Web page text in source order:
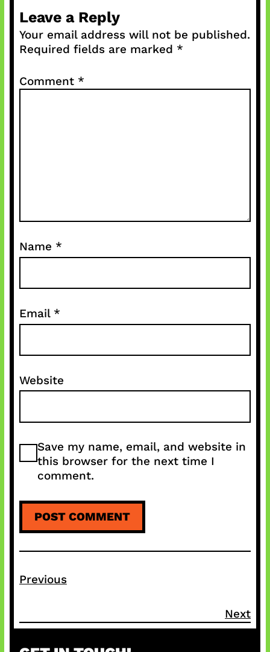
Leave a Reply
Your email address will not be published.
Required fields are marked *
Comment *
Name *
Email *
Website
Save my name, email, and website in
this browser for the next time I
comment.
Previous
Next